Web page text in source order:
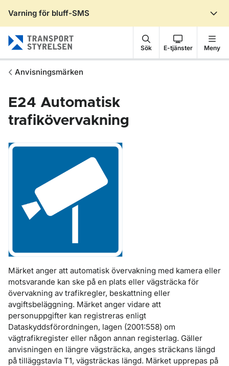
Varning för bluff-SMS
Sök E-tjänster Meny
Anvisningsmärken
E24 Automatisk
trafikövervakning
Märket anger att automatisk övervakning med kamera eller
motsvarande kan ske på en plats eller vägsträcka för
övervakning av trafikregler, beskattning eller
avgiftsbeläggning. Märket anger vidare att
personuppgifter kan registreras enligt
Dataskyddsförordningen, lagen (2001:558) om
vägtrafikregister eller någon annan registerlag. Gäller
anvisningen en längre vägsträcka, anges sträckans längd
på tilläggstavla T1, vägsträckas längd. Märket upprepas på